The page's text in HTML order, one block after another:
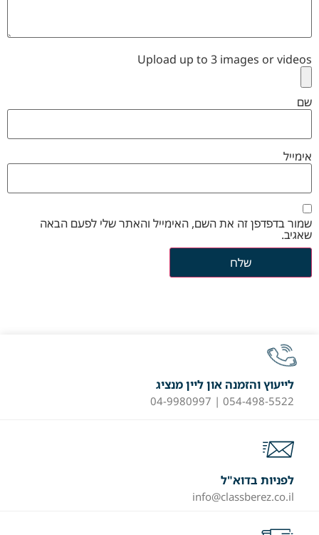
Upload up to 3 images or videos
שם
אימייל
שמור בדפדפן זה את השם, האימייל והאתר שלי לפעם הבאה
שאגיב.
לייעוץ והזמנה און ליין מנציג
054-498-5522 | 04-9980997
לפניות בדוא"ל
info@classberez.co.il